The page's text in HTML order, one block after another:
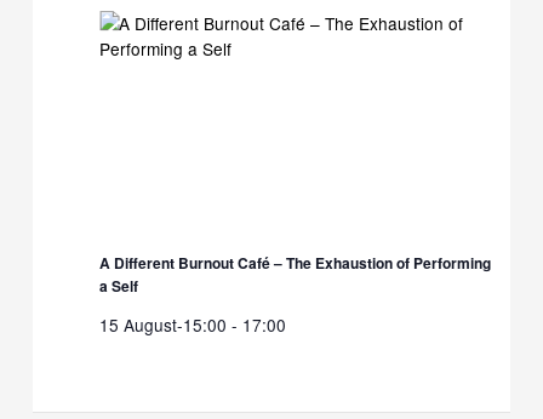
A Different Burnout Café – The Exhaustion of Performing
a Self
15 August-15:00 - 17:00